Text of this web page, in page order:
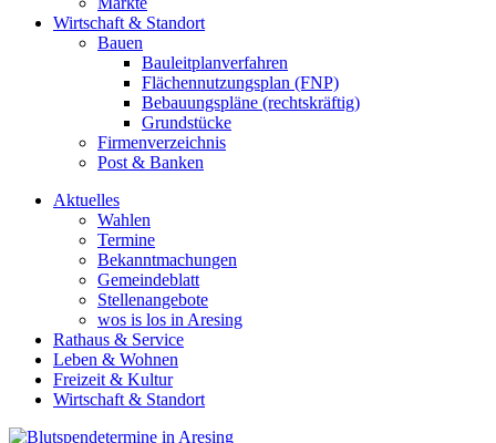
Wirtschaft & Standort
Bauen
Bauleitplanverfahren
Flächennutzungsplan (FNP)
Bebauungspläne (rechtskräftig)
Grundstücke
Firmenverzeichnis
Post & Banken
Aktuelles
Wahlen
Termine
Bekanntmachungen
Gemeindeblatt
Stellenangebote
wos is los in Aresing
Rathaus & Service
Leben & Wohnen
Freizeit & Kultur
Wirtschaft & Standort